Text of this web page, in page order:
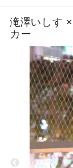
滝澤いしす
カー